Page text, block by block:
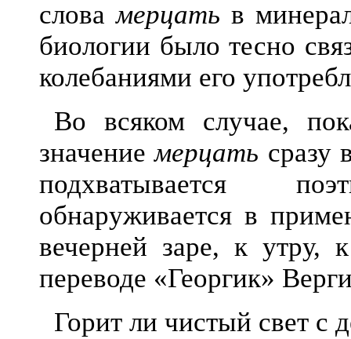
словамерцать в
биологии было тесно
колебаниями его
Во всяком случае,
значениемерцать сразу
подхватывается
обнаруживается в
вечерней заре, к утру,
переводе «Георгик»
Горит ли чистый свет с